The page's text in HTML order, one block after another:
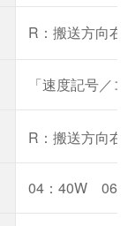
R：搬送方向右
「速度記号／
R：搬送方向
04：40W 06